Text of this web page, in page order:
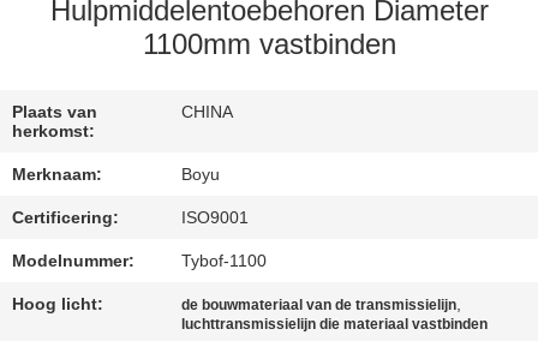
NIEUWS
OM EEN
CITAAT
Hulpmiddelentoebehoren Diameter
1100mm vastbinden
Plaats van
herkomst:
CHINA
Merknaam: Boyu
Certificering: ISO9001
Modelnummer: Tybof-1100
Hoog licht: de bouwmateriaal van de transmissielijn,
luchttransmissielijn die materiaal vastbinden